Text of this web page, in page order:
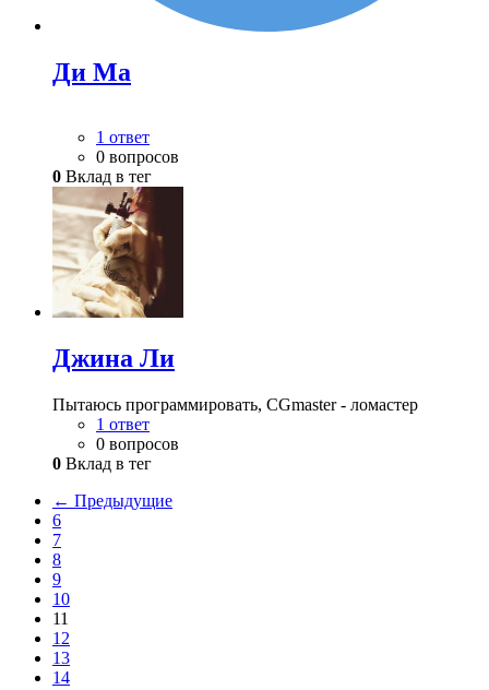
Ди Ма
1 ответ
0 вопросов
0 Вклад в тег
Джина Ли
Пытаюсь программировать, CGmaster - ломастер
1 ответ
0 вопросов
0 Вклад в тег
← Предыдущие
6
7
8
9
10
11
12
13
14